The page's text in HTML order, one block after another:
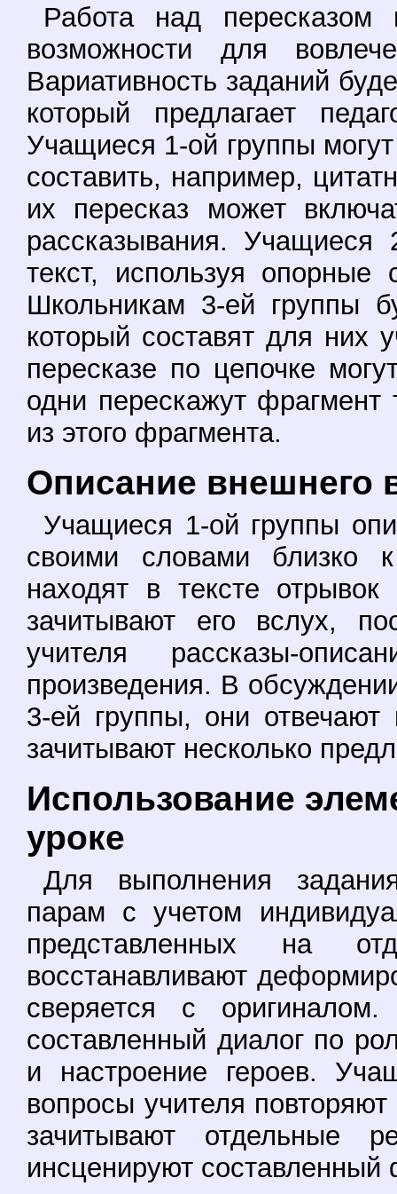
Работа над пересказом
возможности для
Вариативность заданий
который предлагает
Учащиеся 1-ой группы
составить, например,
их пересказ может
рассказывания. Учащиеся
текст, используя
Школьникам 3-ей группы
который составят для них
пересказе по цепочке
одни перескажут фрагмент
из этого фрагмента.
Описание внешнего
Учащиеся 1-ой группы
своими словами близко
находят в тексте
зачитывают его вслух,
учителя рассказы-
произведения. В
3-ей группы, они
зачитывают несколько
Использование
уроке
Для выполнения
парам с учетом
представленных на
восстанавливают
сверяется с
составленный диалог по
и настроение героев.
вопросы учителя
зачитывают отдельные
инсценируют составленный